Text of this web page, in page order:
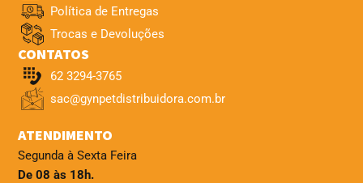
Política de Entregas
Trocas e Devoluções
CONTATOS
62 3294-3765
sac@gynpetdistribuidora.com.br
ATENDIMENTO
Segunda à Sexta Feira
De 08 às 18h.